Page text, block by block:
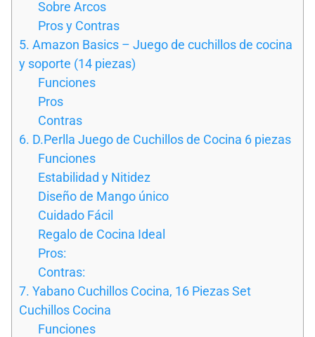
Sobre Arcos
Pros y Contras
5. Amazon Basics – Juego de cuchillos de cocina
y soporte (14 piezas)
Funciones
Pros
Contras
6. D.Perlla Juego de Cuchillos de Cocina 6 piezas
Funciones
Estabilidad y Nitidez
Diseño de Mango único
Cuidado Fácil
Regalo de Cocina Ideal
Pros:
Contras:
7. Yabano Cuchillos Cocina, 16 Piezas Set
Cuchillos Cocina
Funciones